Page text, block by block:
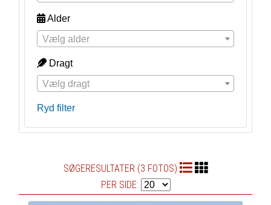
Alder
Vælg alder
Dragt
Vælg dragt
Ryd filter
SØGERESULTATER (3 FOTOS)
PER SIDE: